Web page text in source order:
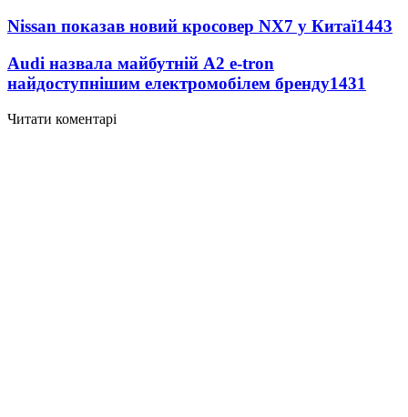
Nissan показав новий кросовер NX7 у Китаї1443
Audi назвала майбутній A2 e-tron
найдоступнішим електромобілем бренду1431
Читати коментарі